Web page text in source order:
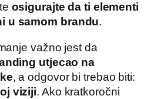
osigurajte da ti elementi
u samom brandu.
važno jest da
utjecao na
, a odgovor bi trebao biti:
viziji. Ako kratkoročni